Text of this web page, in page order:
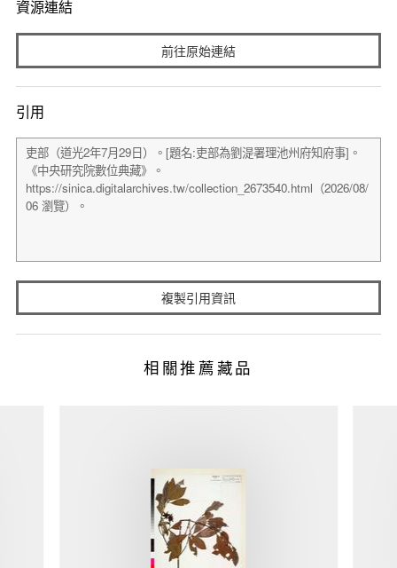
資源連結
前往原始連結
引用
複製引用資訊
相關推薦藏品